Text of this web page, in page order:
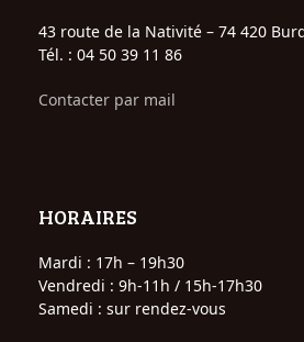
43 route de la Nativité – 74 420
Tél. : 04 50 39 11 86
Contacter par mail
HORAIRES
Mardi : 17h – 19h30
Vendredi : 9h-11h / 15h-17h30
Samedi : sur rendez-vous